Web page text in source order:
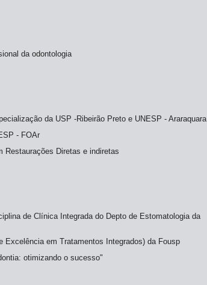
da odontologia
da USP -Ribeirão Preto e UNESP - Araraquara
- FOAr
Restaurações Diretas e indiretas
de Clínica Integrada do Depto de Estomatologia da
Excelência em Tratamentos Integrados) da Fousp
otimizando o sucesso"